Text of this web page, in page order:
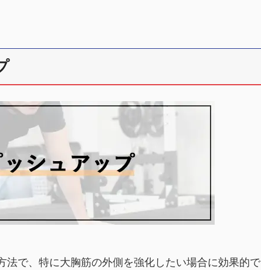
法で、特に大胸筋の外側を強化したい場合に効果的で